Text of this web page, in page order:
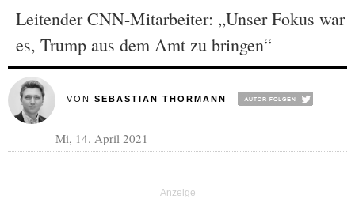
Leitender CNN-Mitarbeiter: „Unser Fokus war
es, Trump aus dem Amt zu bringen“
VON SEBASTIAN THORMANN
Mi, 14. April 2021